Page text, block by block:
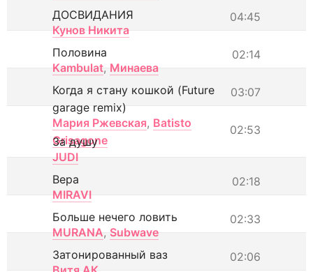
04:45
ДОСВИДАНИЯ
Кунов Никита
02:14
Половина
Kambulat, Минаева
03:07
Когда я стану кошкой (Future
garage remix)
Мария Ржевская, Batisto
Grisagone
02:53
За душу
JUDI
02:18
Вера
MIRAVI
02:33
Больше нечего ловить
MURANA, Subwave
02:06
Затонированный ваз